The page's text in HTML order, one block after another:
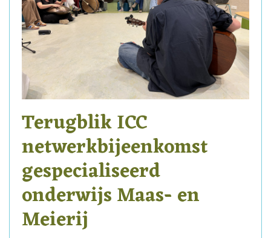
Terugblik ICC
netwerkbijeenkomst
gespecialiseerd
onderwijs Maas- en
Meierij